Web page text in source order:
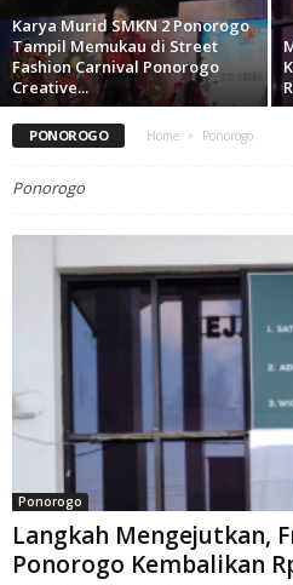
Karya Murid SMKN 2 Ponorogo
Tampil Memukau di Street
Fashion Carnival Ponorogo
Creative...
PONOROGO Home Ponorogo
Ponorogo
Ponorogo
Langkah Mengejutkan,
Ponorogo Kembalikan